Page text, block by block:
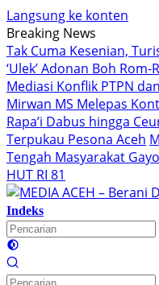
Langsung ke konten
Breaking News
Tak Cuma Kesenian,
‘Ulek’ Adonan Boh Rom-
Mediasi Konflik PTPN
Mirwan MS Melepas
Rapa’i Dabus hingga
Terpukau Pesona Aceh
Tengah Masyarakat
HUT RI 81
Indeks